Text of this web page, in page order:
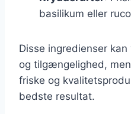
basilikum eller
Disse ingredienser
og tilgængelighed,
friske og
bedste resultat.